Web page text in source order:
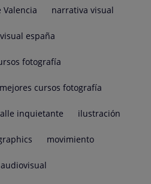
Valencia narrativa visual
españa
fotografía
mejores cursos fotografía
inquietante ilustración
movimiento